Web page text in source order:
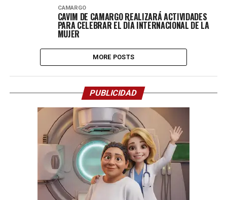
CAMARGO
CAVIM DE CAMARGO REALIZARÁ ACTIVIDADES
PARA CELEBRAR EL DÍA INTERNACIONAL DE LA
MUJER
MORE POSTS
PUBLICIDAD